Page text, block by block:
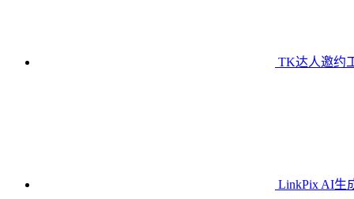
TK达人邀约
LinkPix AI生